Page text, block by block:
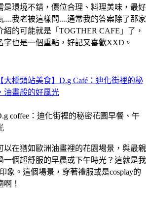
是環境不錯，價位合理、料理美味，最好
....我老被這樣問....通常我的答案除了那家
的可能就是「TOGTHER CAFE」了，
字也是一個重點，好記又喜歡XXD。
大橋頭站美食】D.g Café：迪化街裡的秘
油畫般的好風光
coffee：迪化街裡的秘密花園早餐、午
以在猶如歐洲油畫裡的花園場景，與最親
一個超舒服的早晨或下午時光？這就是我
象。這個場景，穿著禮服或是cosplay的
！